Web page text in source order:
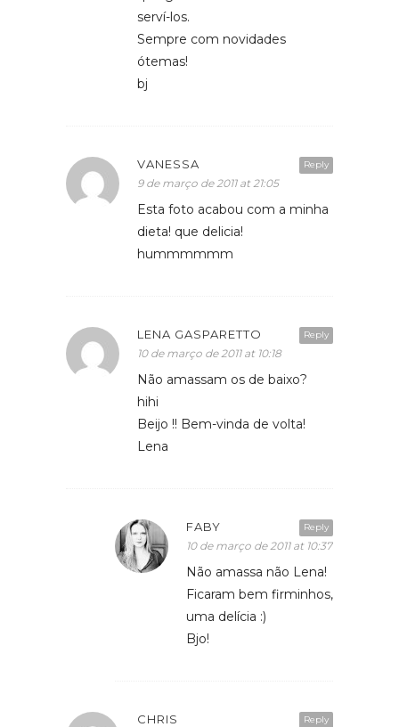
serví-los.
Sempre com novidades
ótemas!
bj
Reply
VANESSA
9 de março de 2011 at 21:05
Esta foto acabou com a minha
dieta! que delicia!
hummmmmm
Reply
LENA GASPARETTO
10 de março de 2011 at 10:18
Não amassam os de baixo?
hihi
Beijo !! Bem-vinda de volta!
Lena
Reply
FABY
10 de março de 2011 at 10:37
Não amassa não Lena!
Ficaram bem firminhos,
uma delícia :)
Bjo!
Reply
CHRIS